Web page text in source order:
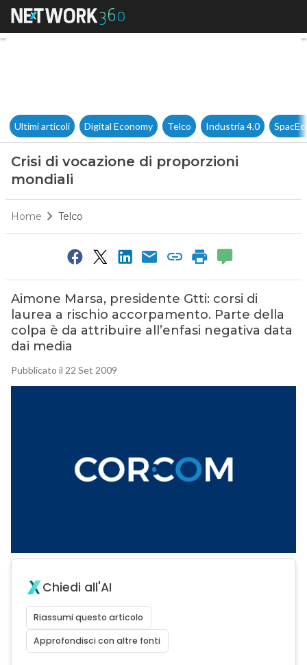
Crisi di vocazione di
Ultimi articoli Digital Economy Telco Industria 4.0
Crisi di vocazione di proporzioni
mondiali
Home Telco
Aimone Marsa, presidente Gtti: corsi di
laurea a rischio accorpamento. Parte della
colpa è da attribuire all’enfasi negativa data
dai media
Pubblicato il 22 Set 2009
Chiedi all'AI
Riassumi questo articolo
Approfondisci con altre fonti